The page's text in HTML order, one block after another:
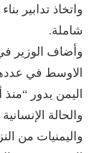
واتخاذ تدابير
شاملة.
وأضاف الوزير
الاوسط في
والحالة
واليمنيات من